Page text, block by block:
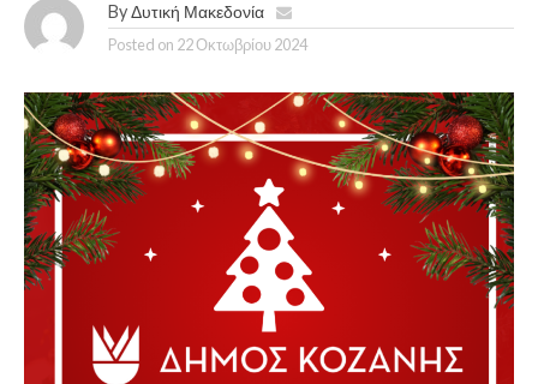
By Δυτική Μακεδονία
Posted on 22 Οκτωβρίου 2024